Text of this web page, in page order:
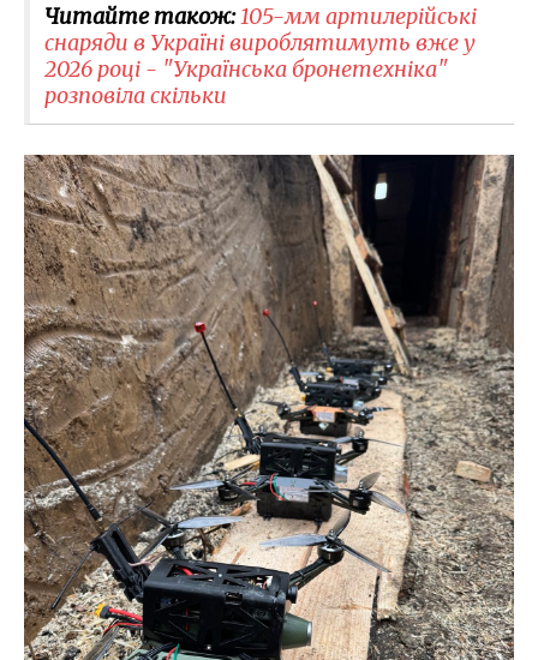
Читайте також:105-мм артилерійські
снаряди в Україні вироблятимуть вже у
2026 році - "Українська бронетехніка"
розповіла скільки